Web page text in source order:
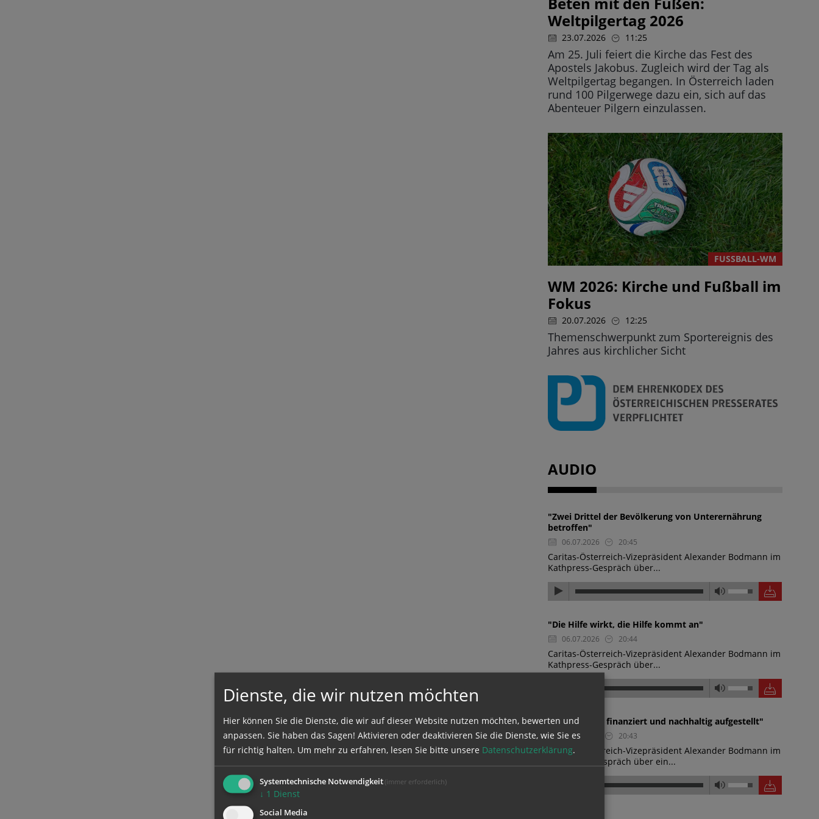
Weltpilgertag 2026
23.07.2026 11:25
Am 25. Juli feiert die Kirche das Fest des
Apostels Jakobus. Zugleich wird der Tag als
Weltpilgertag begangen. In Österreich laden
rund 100 Pilgerwege dazu ein, sich auf das
Abenteuer Pilgern einzulassen.
FUSSBALL-WM
WM 2026: Kirche und Fußball im
Fokus
20.07.2026 12:25
Themenschwerpunkt zum Sportereignis des
Jahres aus kirchlicher Sicht
AUDIO
"Zwei Drittel der Bevölkerung von Unterernährung
betroffen"
06.07.2026 20:45
Caritas-Österreich-Vizepräsident Alexander Bodmann im
Kathpress-Gespräch über...
"Die Hilfe wirkt, die Hilfe kommt an"
06.07.2026 20:44
Caritas-Österreich-Vizepräsident Alexander Bodmann im
Kathpress-Gespräch über...
"Wasserwerk finanziert und nachhaltig aufgestellt"
06.07.2026 20:43
Caritas-Österreich-Vizepräsident Alexander Bodmann im
Kathpress-Gespräch über ein...
Dienste, die wir nutzen möchten
Hier können Sie die Dienste, die wir auf dieser Website nutzen möchten, bewerten und
anpassen. Sie haben das Sagen! Aktivieren oder deaktivieren Sie die Dienste, wie Sie es
für richtig halten. Um mehr zu erfahren, lesen Sie bitte unsere Datenschutzerklärung.
Systemtechnische Notwendigkeit (immer erforderlich)
↓ 1 Dienst
Social Media